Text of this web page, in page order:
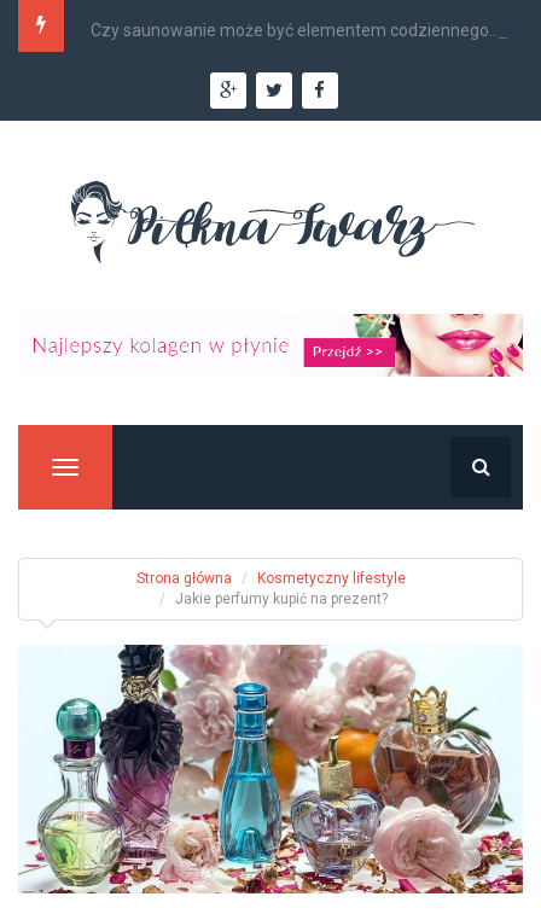
Czy saunowanie może być elementem codziennego...
Manu
Strona główna
Kosmetyczny lifestyle
Jakie perfumy kupić na prezent?